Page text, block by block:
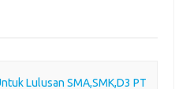
Lulusan SMA,SMK,D3 PT